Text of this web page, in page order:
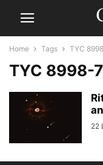
Home Tags TYC
TYC 8998-
22